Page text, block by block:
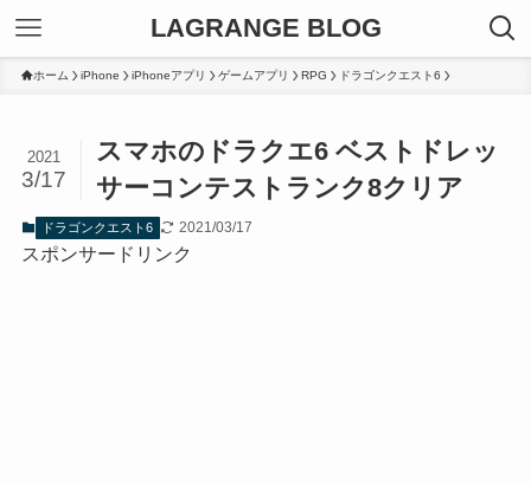
LAGRANGE BLOG
ホーム iPhone iPhoneアプリ ゲームアプリ RPG ドラゴンクエスト6
スマホのドラクエ6 ベストドレッ
サーコンテストランク8クリア
2021
3/17
ドラゴンクエスト6 2021/03/17
スポンサードリンク